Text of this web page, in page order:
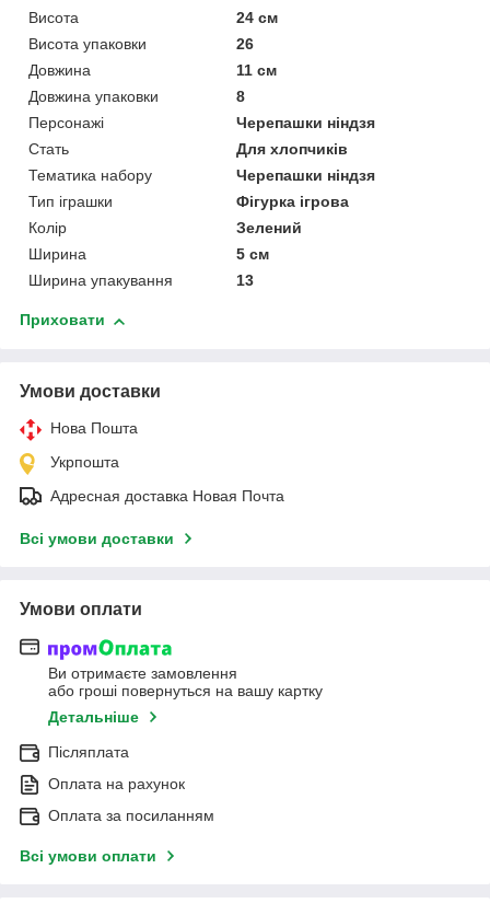
Висота
24 см
Висота упаковки
26
Довжина
11 см
Довжина упаковки
8
Персонажі
Черепашки ніндзя
Стать
Для хлопчиків
Тематика набору
Черепашки ніндзя
Тип іграшки
Фігурка ігрова
Колір
Зелений
Ширина
5 см
Ширина упакування
13
Приховати
Умови доставки
Нова Пошта
Укрпошта
Адресная доставка Новая Почта
Всі умови доставки
Умови оплати
Ви отримаєте замовлення
або гроші повернуться на вашу картку
Детальніше
Післяплата
Оплата на рахунок
Оплата за посиланням
Всі умови оплати